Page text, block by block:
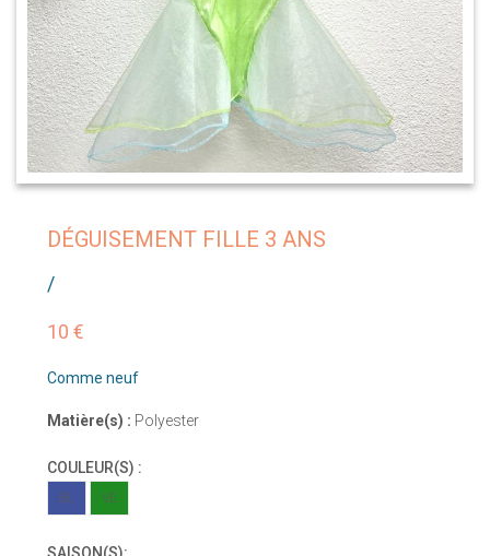
DÉGUISEMENT FILLE 3 ANS
/
10 €
Comme neuf
Matière(s) : Polyester
COULEUR(S) :
BL VE